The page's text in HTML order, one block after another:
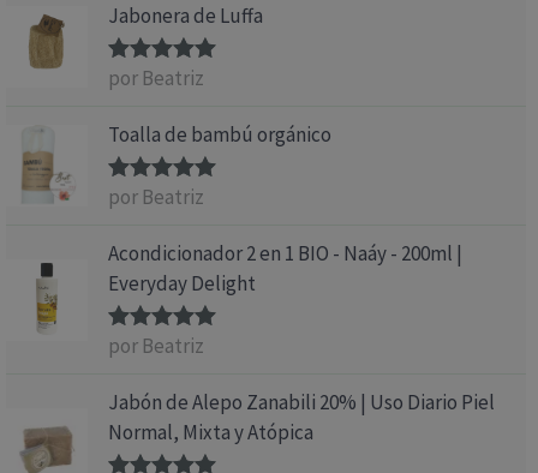
Jabonera de Luffa
Valorado
por Beatriz
Toalla de bambú orgánico
Valorado
por Beatriz
Acondicionador 2 en 1 BIO - Naáy - 200ml |
Everyday Delight
Valorado
por Beatriz
Jabón de Alepo Zanabili 20% | Uso Diario Piel
Normal, Mixta y Atópica